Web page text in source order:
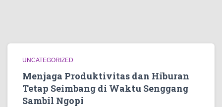
UNCATEGORIZED
Menjaga Produktivitas dan Hiburan
Tetap Seimbang di Waktu Senggang
Sambil Ngopi